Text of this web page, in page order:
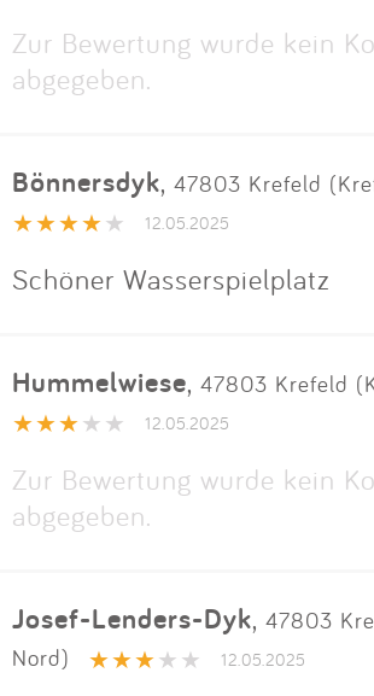
Zur Bewertung wurde kein
abgegeben.
Bönnersdyk, 47803 Krefeld
12.05.2025
Schöner Wasserspielplatz
Hummelwiese, 47803 Krefeld
12.05.2025
Zur Bewertung wurde kein
abgegeben.
Josef-Lenders-Dyk, 47803
Nord)
12.05.2025